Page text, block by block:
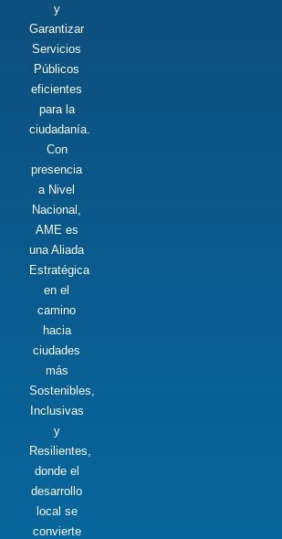
y
Garantizar
Servicios
Públicos
eficientes
para la
ciudadanía.
Con
presencia
a Nivel
Nacional,
AME es
una Aliada
Estratégica
en el
camino
hacia
ciudades
más
Sostenibles,
Inclusivas
y
Resilientes,
donde el
desarrollo
local se
convierte